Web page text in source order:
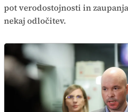
pot verodostojnosti in
nekaj odločitev.